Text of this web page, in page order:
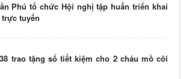
Phú tổ chức Hội nghị tập huấn triển khai
tuyến
trao tặng sổ tiết kiệm cho 2 cháu mồ côi